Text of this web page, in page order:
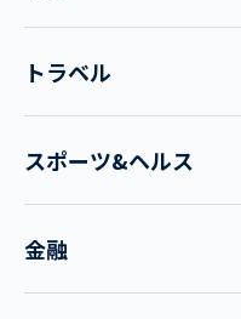
トラベル
スポーツ&ヘルス
金融